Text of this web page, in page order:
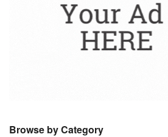
Browse by Category